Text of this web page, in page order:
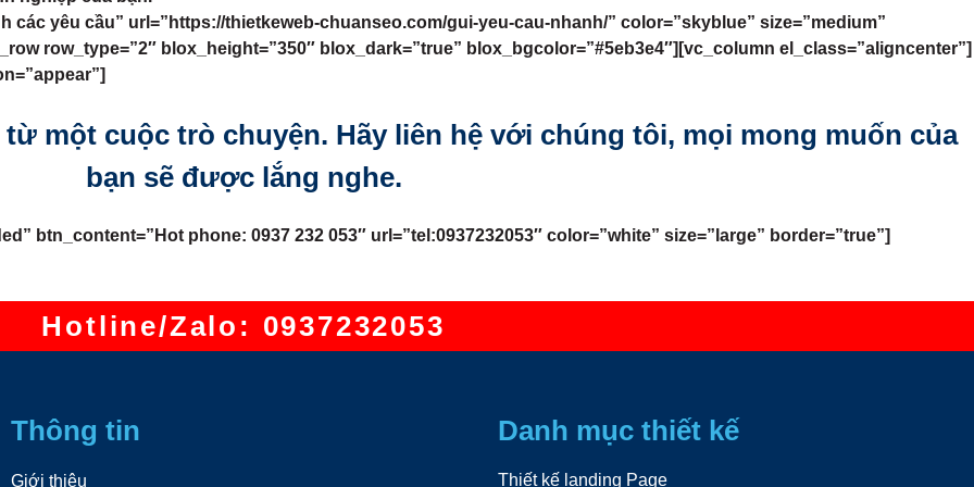
yêu cầu” url=”https://thietkeweb-chuanseo.com/gui-yeu-cau-nhanh/” color=”skyblue” size=”medium”
row_type=”2″ blox_height=”350″ blox_dark=”true” blox_bgcolor=”#5eb3e4″][vc_column el_class=”aligncenter”]
một cuộc trò chuyện. Hãy liên hệ với chúng tôi, mọi mong muốn của
bạn sẽ được lắng nghe.
btn_content=”Hot phone: 0937 232 053″ url=”tel:0937232053″ color=”white” size=”large” border=”true”]
Hotline/Zalo: 0937232053
Thông tin
Giới thiệu
Danh mục thiết kế
Thiết kế landing Page